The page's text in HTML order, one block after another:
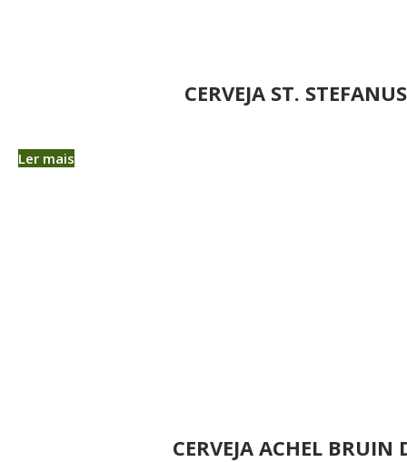
CERVEJA ST.
Ler mais
CERVEJA ACHEL BRUIN